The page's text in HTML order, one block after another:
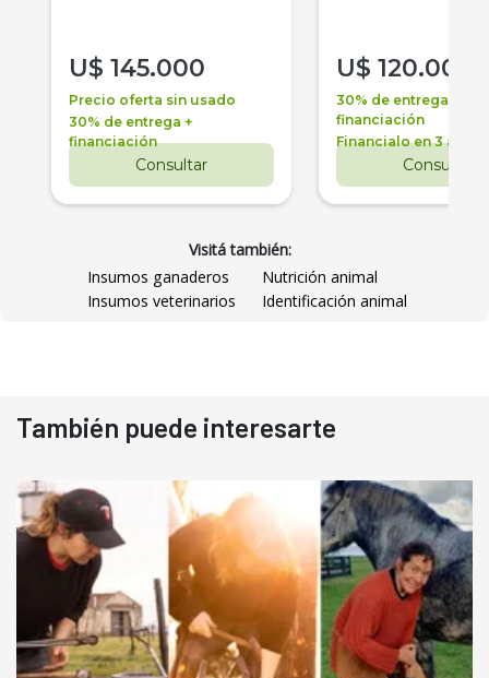
U$ 145.000
Precio oferta sin usado
30% de entrega +
financiación
Consultar
U$ 120.000
30% de entrega +
financiación
Financialo en 3 años
Consultar
Visitá también:
Insumos ganaderos
Nutrición animal
Insumos veterinarios
Identificación animal
También puede interesarte